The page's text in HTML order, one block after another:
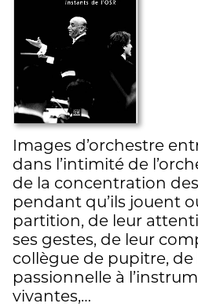
Images d’orchestre
dans l’intimité de
de la concentration
pendant qu’ils jouent
partition, de leur
ses gestes, de leur
collègue de pupitre, de
passionnelle à
vivantes,…